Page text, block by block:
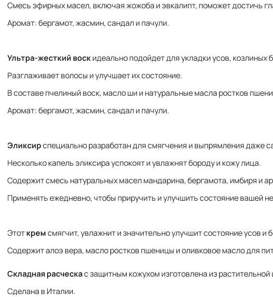
Смесь эфирных масел, включая жожоба и эвкалипт, поможет достичь
Аромат: бергамот, жасмин, сандал и пачули.
Ультра-жесткий воскидеально подойдет для укладки усов, козлиных
Разглаживает волосы и улучшает их состояние.
В составе пчелиный воск, масло ши и натуральные масла ростков
Аромат: бергамот, жасмин, сандал и пачули.
Эликсирспециально разработан для смягчения и выпрямления даже
Несколько капель эликсира успокоят и увлажнят бороду и кожу лица.
Содержит смесь натуральных масел мандарина, бергамота, имбиря и
Применять ежедневно, чтобы приручить и улучшить состояние вашей
Этоткремсмягчит, увлажнит и значительно улучшит состояние усов
Содержит алоэ вера, масло ростков пшеницы и оливковое масло для
Складная расческас защитным кожухом изготовлена из
Сделана в Италии.